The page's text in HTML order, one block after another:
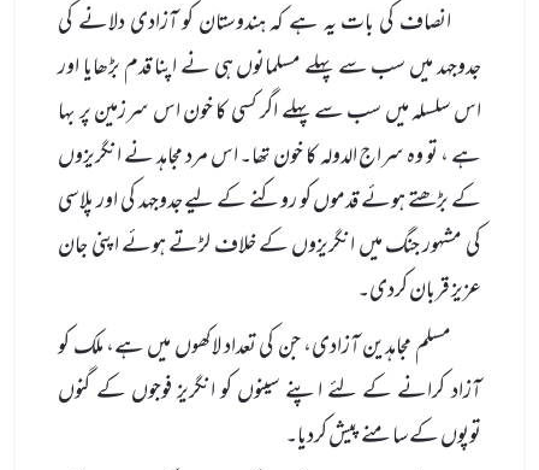
انصاف کی بات یہ ہے کہ ہندوستان کو آزادی دلانے کی
جدوجہد میں سب سے پہلے مسلمانوں ہی نے اپنا قدم بڑھایا اور
اس سلسلہ میں سب سے پہلے اگر کسی کا خون اس سرزمین پر بہا
ہے ، تو وہ سراج الدولہ کا خون تھا۔ اس مرد مجاہد نے انگریزوں
کے بڑھتے ہوئے قدموں کو روکنے کے لیے جدوجہد کی اور پلاسی
کی مشہور جنگ میں انگریزوں کے خلاف لڑتے ہوئے اپنی جان
عزیز قربان کردی۔
مسلم مجاہدین آزادی، جن کی تعداد لاکھوں میں ہے، ملک کو
آزاد کرانے کے لئے اپنے سینوں کو انگریز فوجوں کے گنوں
توپوں کے سامنے پیش کردیا۔